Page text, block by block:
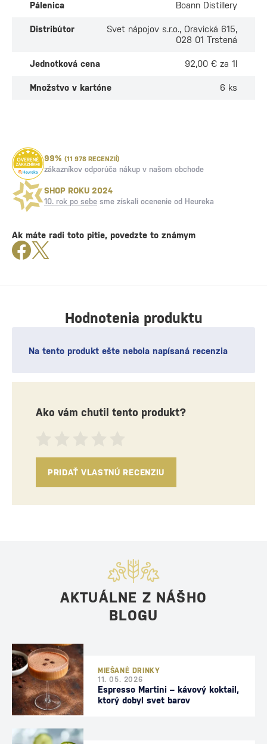
Pálenica Boann Distillery
Distribútor
Svet nápojov s.r.o., Oravická 615,
028 01 Trstená
Jednotková cena 92,00 € za 1l
Množstvo v kartóne 6 ks
Hodnotenia produktu
Na tento produkt ešte nebola napísaná recenzia
Ako vám chutil tento produkt?
PRIDAŤ VLASTNÚ RECENZIU
99% (11 978 RECENZIÍ)
zákazníkov odporúča nákup v našom obchode
SHOP ROKU 2024
10. rok po sebe sme získali ocenenie od Heureka
Ak máte radi toto pitie, povedzte to známym
AKTUÁLNE Z NÁŠHO
BLOGU
MIEŠANÉ DRINKY
11. 05. 2026
Espresso Martini – kávový koktail,
ktorý dobyl svet barov